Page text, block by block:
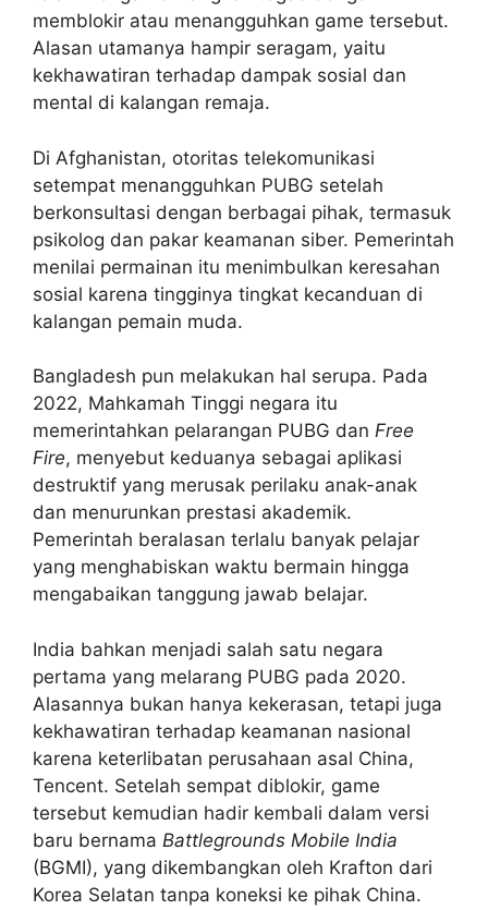
memblokir atau menangguhkan game tersebut.
Alasan utamanya hampir seragam, yaitu
kekhawatiran terhadap dampak sosial dan
mental di kalangan remaja.
Di Afghanistan, otoritas telekomunikasi
setempat menangguhkan PUBG setelah
berkonsultasi dengan berbagai pihak, termasuk
psikolog dan pakar keamanan siber. Pemerintah
menilai permainan itu menimbulkan keresahan
sosial karena tingginya tingkat kecanduan di
kalangan pemain muda.
Bangladesh pun melakukan hal serupa. Pada
2022, Mahkamah Tinggi negara itu
memerintahkan pelarangan PUBG dan Free
Fire, menyebut keduanya sebagai aplikasi
destruktif yang merusak perilaku anak-anak
dan menurunkan prestasi akademik.
Pemerintah beralasan terlalu banyak pelajar
yang menghabiskan waktu bermain hingga
mengabaikan tanggung jawab belajar.
India bahkan menjadi salah satu negara
pertama yang melarang PUBG pada 2020.
Alasannya bukan hanya kekerasan, tetapi juga
kekhawatiran terhadap keamanan nasional
karena keterlibatan perusahaan asal China,
Tencent. Setelah sempat diblokir, game
tersebut kemudian hadir kembali dalam versi
baru bernama Battlegrounds Mobile India
(BGMI), yang dikembangkan oleh Krafton dari
Korea Selatan tanpa koneksi ke pihak China.